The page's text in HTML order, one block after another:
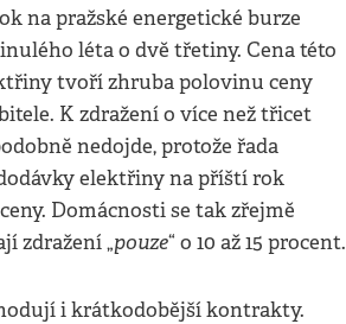
na pražské energetické burze
léta o dvě třetiny. Cena této
tvoří zhruba polovinu ceny
K zdražení o více než třicet
nedojde, protože řada
elektřiny na příští rok
Domácnosti se tak zřejmě
zdražení „pouze“ o 10 až 15 procent.
i krátkodobější kontrakty.